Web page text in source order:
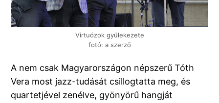
Virtuózok gyülekezete
fotó: a szerző
A nem csak Magyarországon népszerű Tóth
Vera most jazz-tudását csillogtatta meg, és
quartetjével zenélve, gyönyörű hangját